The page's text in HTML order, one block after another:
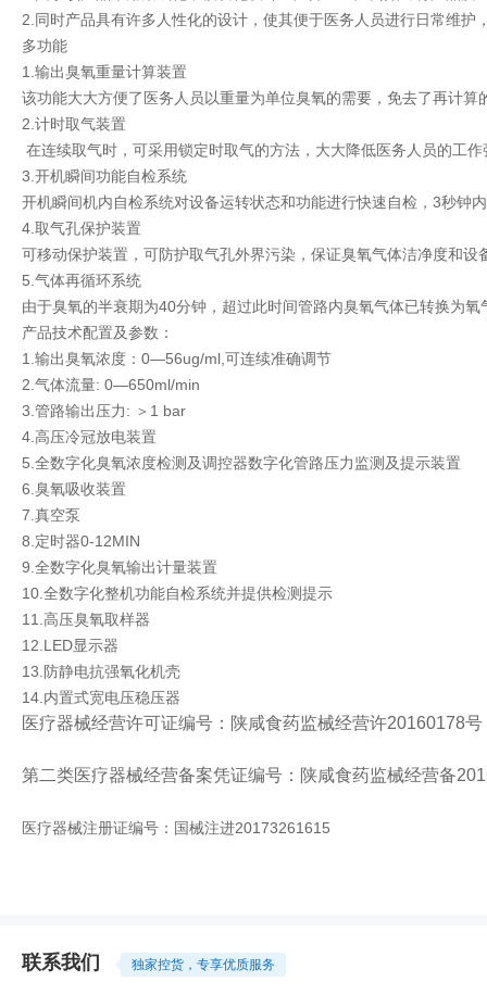
2.同时产品具有许多人性化的设计，使其便于医务人员进行日常维
多功能
1.输出臭氧重量计算装置
该功能大大方便了医务人员以重量为单位臭氧的需要，免去了再计算
2.计时取气装置
在连续取气时，可采用锁定时取气的方法，大大降低医务人员的工
3.开机瞬间功能自检系统
开机瞬间机内自检系统对设备运转状态和功能进行快速自检，3秒钟
4.取气孔保护装置
可移动保护装置，可防护取气孔外界污染，保证臭氧气体洁净度和设
5.气体再循环系统
由于臭氧的半衰期为40分钟，超过此时间管路内臭氧气体已转换为
产品技术配置及参数：
1.输出臭氧浓度：0—56ug/ml,可连续准确调节
2.气体流量: 0—650ml/min
3.管路输出压力: ＞1 bar
4.高压冷冠放电装置
5.全数字化臭氧浓度检测及调控器数字化管路压力监测及提示装置
6.臭氧吸收装置
7.真空泵
8.定时器0-12MIN
9.全数字化臭氧输出计量装置
10.全数字化整机功能自检系统并提供检测提示
11.高压臭氧取样器
12.LED显示器
13.防静电抗强氧化机壳
14.内置式宽电压稳压器
医疗器械经营许可证编号：陕咸食药监械经营许20160178号
第二类医疗器械经营备案凭证编号：陕咸食药监械经营备
医疗器械注册证编号：国械注进20173261615
联系我们 独家控货，专享优质服务